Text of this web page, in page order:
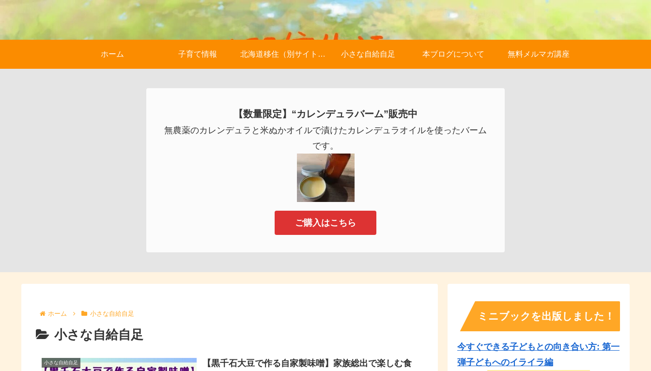
ホーム 子育て情報 北海道移住（別サイトへ） 小さな自給自足 本ブログについて 無料メルマガ講座
【数量限定】“カレンデュラバーム”販売中
無農薬のカレンデュラと米ぬかオイルで漬けたカレンデュラオイルを使ったバーム
です。
ご購入はこちら
ホーム 小さな自給自足
小さな自給自足
小さな自給自足
【黒千石大豆で作る自家製味噌】家族総出で楽しむ食
ミニブックを出版しました！
今すぐできる子どもとの向き合い方: 第一
弾子どもへのイライラ編